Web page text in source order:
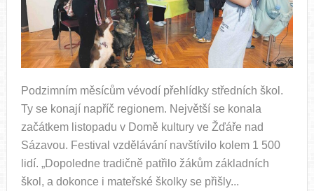
Podzimním měsícům vévodí přehlídky středních škol.
Ty se konají napříč regionem. Největší se konala
začátkem listopadu v Domě kultury ve Žďáře nad
Sázavou. Festival vzdělávání navštívilo kolem 1 500
lidí. „Dopoledne tradičně patřilo žákům základních
škol, a dokonce i mateřské školky se přišly...